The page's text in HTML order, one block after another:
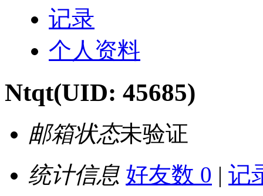
记录
个人资料
Ntqt(UID: 45685)
邮箱状态未验证
统计信息 好友数 0 | 记